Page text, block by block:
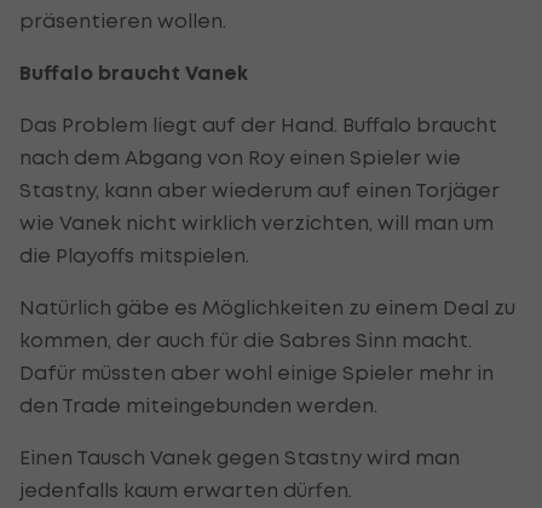
präsentieren wollen.
Buffalo braucht Vanek
Das Problem liegt auf der Hand. Buffalo braucht
nach dem Abgang von Roy einen Spieler wie
Stastny, kann aber wiederum auf einen Torjäger
wie Vanek nicht wirklich verzichten, will man um
die Playoffs mitspielen.
Natürlich gäbe es Möglichkeiten zu einem Deal zu
kommen, der auch für die Sabres Sinn macht.
Dafür müssten aber wohl einige Spieler mehr in
den Trade miteingebunden werden.
Einen Tausch Vanek gegen Stastny wird man
jedenfalls kaum erwarten dürfen.